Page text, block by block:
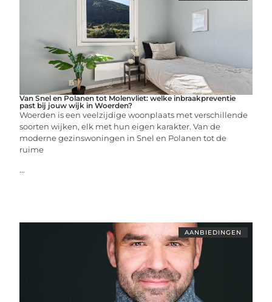
Van Snel en Polanen tot Molenvliet: welke inbraakpreventie
past bij jouw wijk in Woerden?
Woerden is een veelzijdige woonplaats met verschillende
soorten wijken, elk met hun eigen karakter. Van de
moderne gezinswoningen in Snel en Polanen tot de
ruime
...
AANBIEDINGEN